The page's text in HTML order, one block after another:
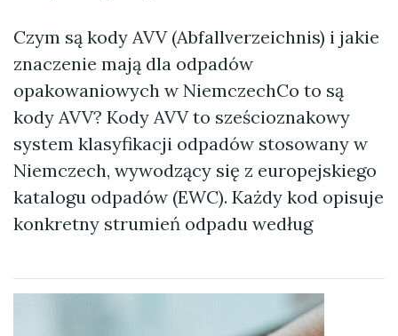
Czym są kody AVV (Abfallverzeichnis) i jakie
znaczenie mają dla odpadów
opakowaniowych w NiemczechCo to są
kody AVV? Kody AVV to sześcioznakowy
system klasyfikacji odpadów stosowany w
Niemczech, wywodzący się z europejskiego
katalogu odpadów (EWC). Każdy kod opisuje
konkretny strumień odpadu według